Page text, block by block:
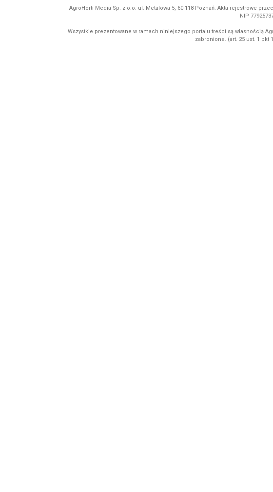
AgroHorti Media Sp. z o.o. ul. Metalowa 5, 60-118 Poznań. Akta rejestrowe
NIP
Wszystkie prezentowane w ramach niniejszego portalu treści są własnością
zabronione. (art. 25 ust. 1 pkt